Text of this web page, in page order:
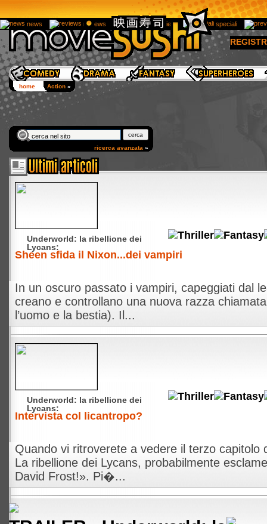
home Action »
news reviews interview speciali
Underworld: la ribellione dei
Lycans:
Sheen sfida il Nixon...dei vampiri
In un oscuro passato i vampiri, capeggiati dal
creano e controllano una nuova razza
l’uomo e la bestia). Il...
Underworld: la ribellione dei
Lycans:
Intervista col licantropo?
Quando vi ritroverete a vedere il terzo capitolo
La ribellione dei Lycans, probabilmente
David Frost!». Pi�...
ricerca avanzata »